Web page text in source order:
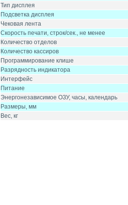
Тип дисплея
Подсветка дисплея
Чековая лента
Скорость печати, строк/сек., не менее
Количество отделов
Количество кассиров
Программирование клише
Разрядность индикатора
Интерфейс
Питание
Энергонезависимое ОЗУ, часы, календарь
Размеры, мм
Вес, кг